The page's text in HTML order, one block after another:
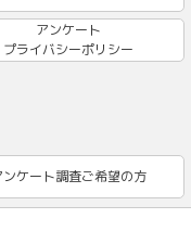
アンケート
プライバシーポリシー
ンケート調査ご希望の方